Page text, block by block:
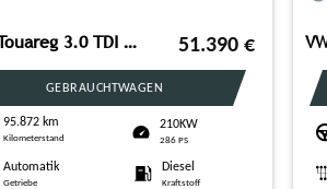
VW Touareg 3.0 TDI V6 4M R-LINE BLACK +AHK +DYNAUDI 51.390€
GEBRAUCHTWAGEN
95.872 km
Kilometerstand
210KW
286 PS
Automatik
Getriebe
Diesel
Kraftstoff